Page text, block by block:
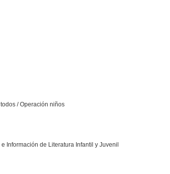
/ Operación niños
Información de Literatura Infantil y Juvenil